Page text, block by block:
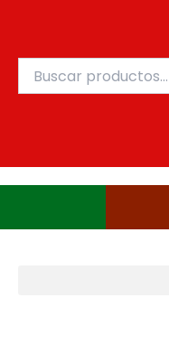
contenido
por: